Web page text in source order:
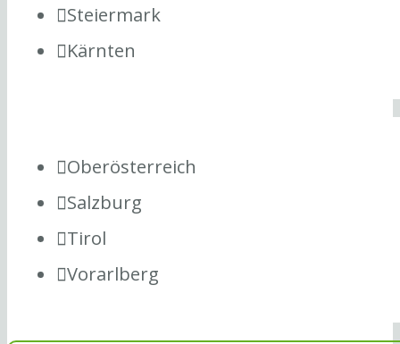
Steiermark
Kärnten
Oberösterreich
Salzburg
Tirol
Vorarlberg